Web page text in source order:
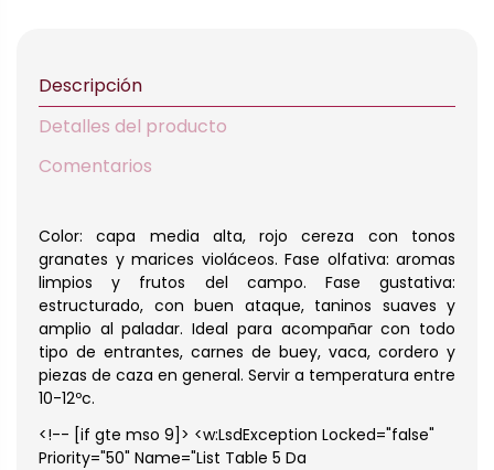
Descripción
Detalles del producto
Comentarios
Color: capa media alta, rojo cereza con tonos
granates y marices violáceos. Fase olfativa: aromas
limpios y frutos del campo. Fase gustativa:
estructurado, con buen ataque, taninos suaves y
amplio al paladar. Ideal para acompañar con todo
tipo de entrantes, carnes de buey, vaca, cordero y
piezas de caza en general. Servir a temperatura entre
10-12ºc.
<!-- [if gte mso 9]> <w:LsdException Locked="false"
Priority="50" Name="List Table 5 Da